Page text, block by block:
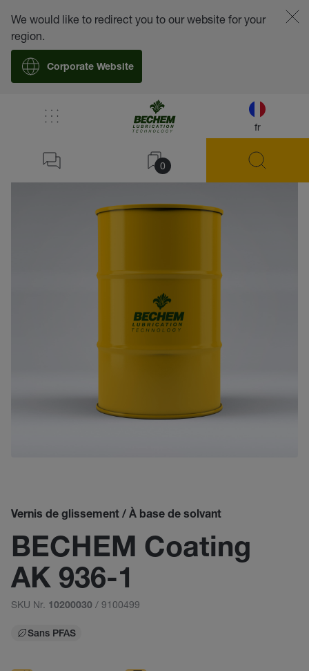
fr
0
We would like to redirect you to our website for your
region.
Corporate Website
Vernis de glissement / À base de solvant
BECHEM Coating
AK 936-1
SKU Nr. 10200030 / 9100499
Sans PFAS